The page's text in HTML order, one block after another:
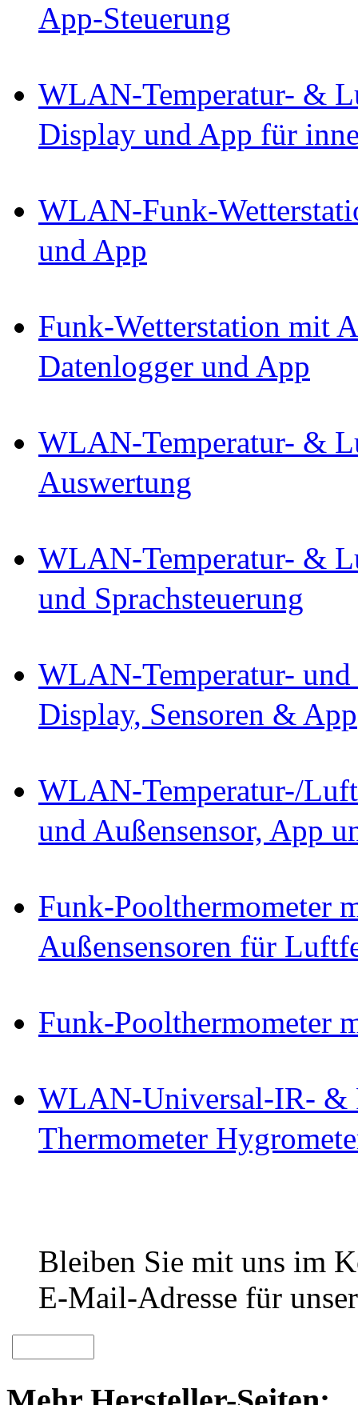
App-Steuerung
WLAN-Temperatur- &
Display und App für
WLAN-Funk-
und App
Funk-Wetterstation mit
Datenlogger und App
WLAN-Temperatur- &
Auswertung
WLAN-Temperatur- &
und Sprachsteuerung
WLAN-Temperatur-
Display, Sensoren & App
WLAN-Temperatur-/
und Außensensor, App
Funk-Poolthermometer
Außensensoren für
Funk-Poolthermometer
WLAN-Universal-IR- &
Thermometer
Bleiben Sie mit uns im
E-Mail-Adresse für